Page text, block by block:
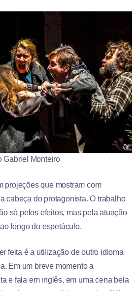
Gabriel Monteiro
projeções que mostram com
cabeça do protagonista. O trabalho
só pelos efeitos, mas pela atuação
longo do espetáculo.
feita é a utilização de outro idioma
Em um breve momento a
e fala em inglês, em uma cena bela